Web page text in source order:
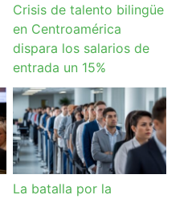
Crisis de talento bilingüe
en Centroamérica
dispara los salarios de
entrada un 15%
La batalla por la